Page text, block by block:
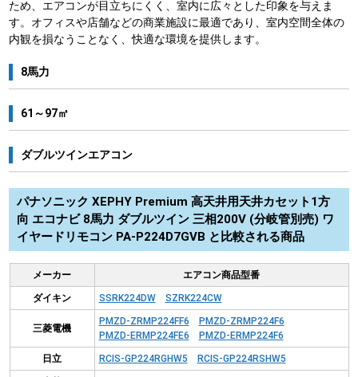
ため、エアコンが目立ちにくく、室内に広々とした印象を与えま
す。オフィスや店舗などの商業施設に最適であり、室内空間全体の
内観を損なうことなく、快適な環境を提供します。
8馬力
61～97㎡
ダブルツインエアコン
パナソニック XEPHY Premium 高天井用天井カセット1方
向 エコナビ 8馬力 ダブルツイン 三相200V (分岐管別売) ワ
イヤードリモコン PA-P224D7GVB と比較される商品
メーカー エアコン商品型番
ダイキン SSRK224DW SZRK224CW
三菱電機
PMZD-ZRMP224FF6
PMZD-ZRMP224F6
PMZD-ERMP224FE6
PMZD-ERMP224F6
日立 RCIS-GP224RGHW5 RCIS-GP224RSHW5